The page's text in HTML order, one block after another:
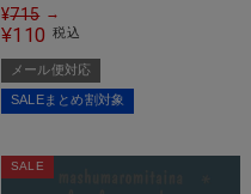
¥715 →
¥110 税込
メール便対応
SALEまとめ割対象
SALE